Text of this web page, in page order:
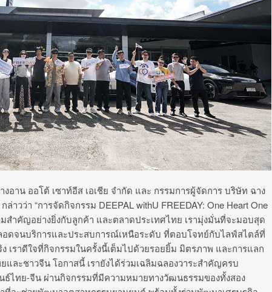
อาน ออโต้ เซาท์อีส เอเชีย จำกัด และ กรรมการผู้จัดการ บริษัท ฉาง
กล่าวว่า “การจัดกิจกรรม DEEPAL withU FREEDAY: One Heart One
มสำคัญอย่างยิ่งกับลูกค้า และตลาดประเทศไทย เรามุ่งมั่นที่จะมอบสุด
ดจนบริการและประสบการณ์เหนือระดับ ที่ตอบโจทย์กับไลฟ์สไตล์ที่
เราดีใจที่กิจกรรมในครั้งนี้เต็มไปด้วยรอยยิ้ม มิตรภาพ และการแลก
และชาวจีน โอกาสนี้ เรายังได้ร่วมเฉลิมฉลองวาระสำคัญครบ
ธ์ไทย-จีน ผ่านกิจกรรมที่มีความหมายทางวัฒนธรรมของทั้งสอง